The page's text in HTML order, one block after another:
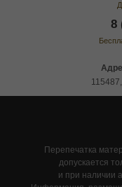
8
Перепечатка
допускается
и при наличии